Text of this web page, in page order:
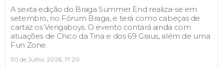
A sexta edição do Braga Summer End realiza-se em
setembro, no Fórum Braga, e terá como cabeças de
cartaz os Vengaboys. O evento contará ainda com
atuações de Chico da Tina e dos 69 Graus, além de uma
Fun Zone.
30 de Julho, 2026, 17:20